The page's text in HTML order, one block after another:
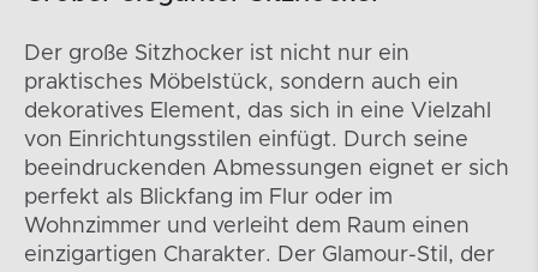
Der große Sitzhocker ist nicht nur ein
praktisches Möbelstück, sondern auch ein
dekoratives Element, das sich in eine Vielzahl
von Einrichtungsstilen einfügt. Durch seine
beeindruckenden Abmessungen eignet er sich
perfekt als Blickfang im Flur oder im
Wohnzimmer und verleiht dem Raum einen
einzigartigen Charakter. Der Glamour-Stil, der